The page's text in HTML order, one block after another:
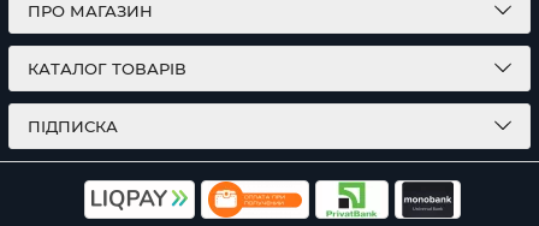
ПРО МАГАЗИН
КАТАЛОГ ТОВАРІВ
ПІДПИСКА